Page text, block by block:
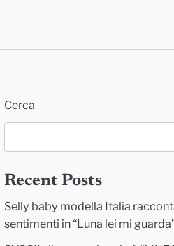
Cerca
Recent Posts
Selly baby modella Italia
sentimenti in “Luna lei mi